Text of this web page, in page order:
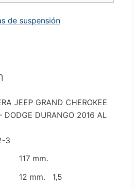
de suspensión
JEEP GRAND CHEROKEE
DURANGO 2016 AL
3
117 mm.
12 mm. 1,5